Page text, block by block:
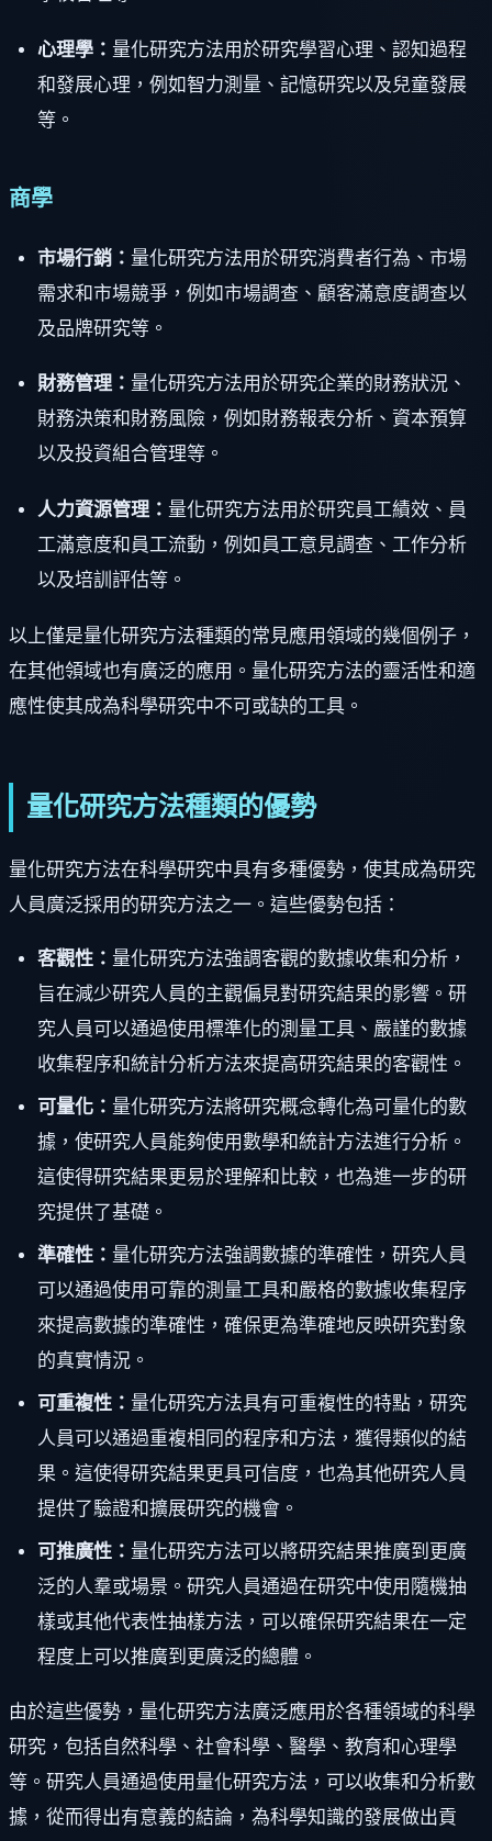
心理學： 量化研究方法用於研究學習心理、認知過程
和發展心理，例如智力測量、記憶研究以及兒童發展
等。
商學
市場行銷： 量化研究方法用於研究消費者行為、市場
需求和市場競爭，例如市場調查、顧客滿意度調查以
及品牌研究等。
財務管理： 量化研究方法用於研究企業的財務狀況、
財務決策和財務風險，例如財務報表分析、資本預算
以及投資組合管理等。
人力資源管理： 量化研究方法用於研究員工績效、員
工滿意度和員工流動，例如員工意見調查、工作分析
以及培訓評估等。
以上僅是量化研究方法種類的常見應用領域的幾個例子，
在其他領域也有廣泛的應用。量化研究方法的靈活性和適
應性使其成為科學研究中不可或缺的工具。
量化研究方法種類的優勢
量化研究方法在科學研究中具有多種優勢，使其成為研究
人員廣泛採用的研究方法之一。這些優勢包括：
客觀性： 量化研究方法強調客觀的數據收集和分析，
旨在減少研究人員的主觀偏見對研究結果的影響。研
究人員可以通過使用標準化的測量工具、嚴謹的數據
收集程序和統計分析方法來提高研究結果的客觀性。
可量化： 量化研究方法將研究概念轉化為可量化的數
據，使研究人員能夠使用數學和統計方法進行分析。
這使得研究結果更易於理解和比較，也為進一步的研
究提供了基礎。
準確性： 量化研究方法強調數據的準確性，研究人員
可以通過使用可靠的測量工具和嚴格的數據收集程序
來提高數據的準確性，確保更為準確地反映研究對象
的真實情況。
可重複性： 量化研究方法具有可重複性的特點，研究
人員可以通過重複相同的程序和方法，獲得類似的結
果。這使得研究結果更具可信度，也為其他研究人員
提供了驗證和擴展研究的機會。
可推廣性： 量化研究方法可以將研究結果推廣到更廣
泛的人羣或場景。研究人員通過在研究中使用隨機抽
樣或其他代表性抽樣方法，可以確保研究結果在一定
程度上可以推廣到更廣泛的總體。
由於這些優勢，量化研究方法廣泛應用於各種領域的科學
研究，包括自然科學、社會科學、醫學、教育和心理學
等。研究人員通過使用量化研究方法，可以收集和分析數
據，從而得出有意義的結論，為科學知識的發展做出貢